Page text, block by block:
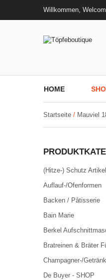
Willkommen,
HOME
Startseite / Mauviel
(Hitze-) Schutz Artikel
Auflauf-/Ofenformen
Backen / Pâtisserie
Bain Marie
Berkel
Bratreinen & Bräter
Champagner-/
De Buyer - SHOP